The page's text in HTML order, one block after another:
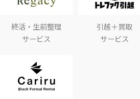
終活・生前整理
サービス
引越＋買取
サービス